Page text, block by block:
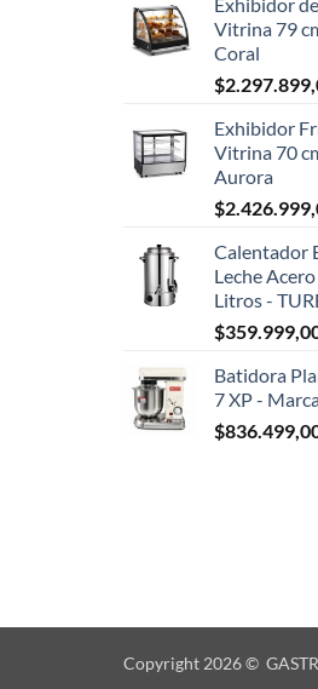
Vitrina 79
Coral
$
Exhibidor
Vitrina 70
Aurora
$
Calentador
Leche
Litros -
$
Batidora
7 XP -
$
Copyright 2026 ©